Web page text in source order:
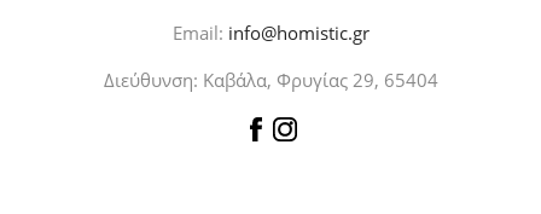
Email: info@homistic.gr
Διεύθυνση: Καβάλα, Φρυγίας 29, 65404